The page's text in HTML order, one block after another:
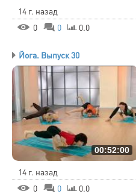
14 г. назад
0
0 0.0
Йога. Выпуск 30
00:52:00
14 г. назад
0
0 0.0